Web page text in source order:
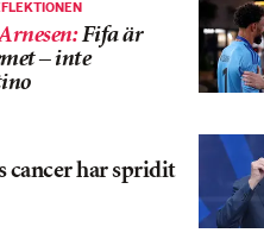
:Fifa är
– inte
cancer har spridit